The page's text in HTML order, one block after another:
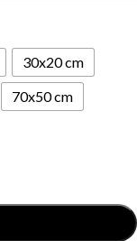
30x20 cm
70x50 cm